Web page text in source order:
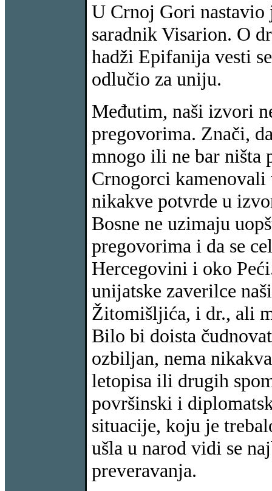
U Crnoj Gori
saradnik Visarion. O
hadži Epifanija vesti
odlučio za uniju.
Međutim, naši izvori
pregovorima. Znači,
mnogo ili ne bar ništa
Crnogorci
nikakve potvrde u
Bosne ne uzimaju
pregovorima i da se
Hercegovini i oko
unijatske zaverilce
Žitomišljića, i dr., ali
Bilo bi doista
ozbiljan, nema
letopisa ili drugih
površinski i
situacije, koju je
ušla u narod vidi se
preveravanja.